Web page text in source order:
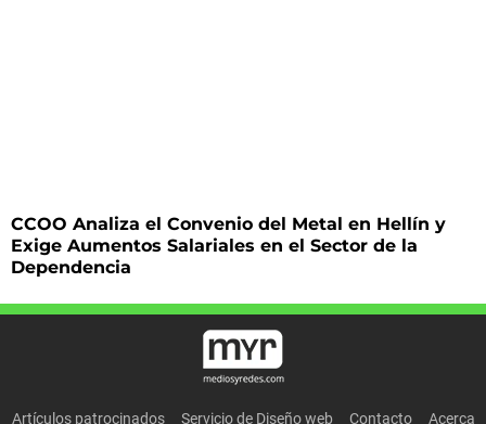
CCOO Analiza el Convenio del Metal en Hellín y
Exige Aumentos Salariales en el Sector de la
Dependencia
Artículos patrocinados Servicio de Diseño web Contacto Acerca